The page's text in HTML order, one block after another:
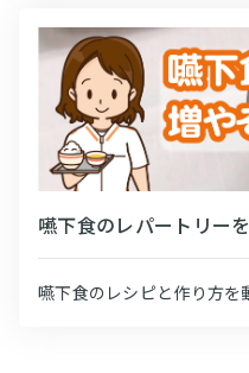
嚥下食のレパートリー
嚥下食のレシピと作り方を